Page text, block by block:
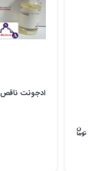
ادجونت ناقص